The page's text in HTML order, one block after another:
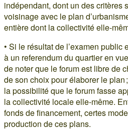
indépendant, dont un des critères
voisinage avec le plan
entière dont la collectivité elle-
• Si le résultat de l’examen
à un referendum du quartier en
de noter que le forum est libre de
de son choix pour élaborer le plan
la possibilité que le forum fasse
la collectivité locale elle-même.
fonds de financement, certes
production de ces plans.